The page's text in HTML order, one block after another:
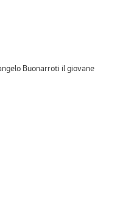
Buonarroti il giovane